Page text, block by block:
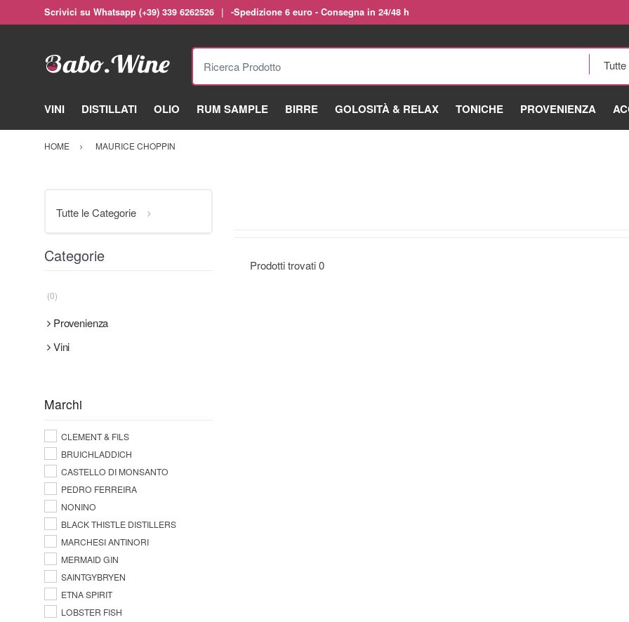
Scrivici su Whatsapp (+39) 339 6262526 -Spedizione 6 euro - Consegna in 24/48 h
Ricerca Prodotto
VINI DISTILLATI OLIO RUM SAMPLE BIRRE GOLOSITÀ & RELAX TONICHE PROVENIENZA
HOME MAURICE CHOPPIN
Prodotti trovati0
Tutte le Categorie
Categorie
(0)
Provenienza
Vini
Marchi
CLEMENT & FILS
BRUICHLADDICH
CASTELLO DI MONSANTO
PEDRO FERREIRA
NONINO
BLACK THISTLE DISTILLERS
MARCHESI ANTINORI
MERMAID GIN
SAINTGYBRYEN
ETNA SPIRIT
LOBSTER FISH